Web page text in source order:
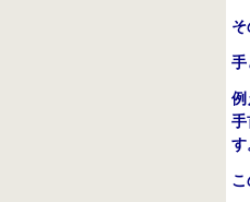
手
例
手
す